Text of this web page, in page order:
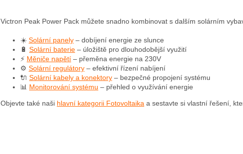
Victron Peak Power Pack můžete snadno kombinovat s dalším solárním
☀️ Solární panely – dobíjení energie ze slunce
🔋 Solární baterie – úložiště pro dlouhodobější využití
⚡ Měniče napětí – přeměna energie na 230V
⚙️ Solární regulátory – efektivní řízení nabíjení
🔌 Solární kabely a konektory – bezpečné propojení systému
📊 Monitorování systému – přehled o využívání energie
Objevte také naši hlavní kategorii Fotovoltaika a sestavte si vlastní řešení,